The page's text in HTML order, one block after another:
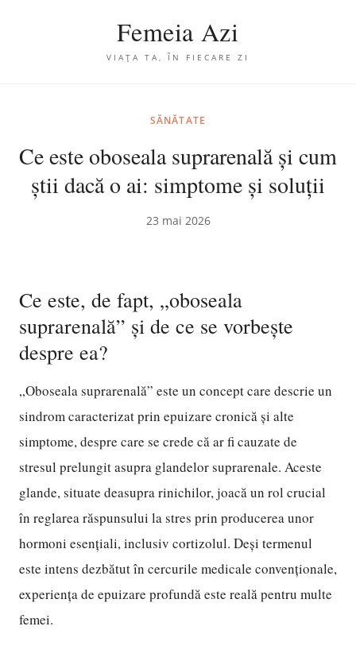
Femeia Azi
VIAȚA TA, ÎN FIECARE ZI
SĂNĂTATE
Ce este oboseala suprarenală și cum
știi dacă o ai: simptome și soluții
23 mai 2026
Ce este, de fapt, „oboseala
suprarenală” și de ce se vorbește
despre ea?
„Oboseala suprarenală” este un concept care descrie un
sindrom caracterizat prin epuizare cronică și alte
simptome, despre care se crede că ar fi cauzate de
stresul prelungit asupra glandelor suprarenale. Aceste
glande, situate deasupra rinichilor, joacă un rol crucial
în reglarea răspunsului la stres prin producerea unor
hormoni esențiali, inclusiv cortizolul. Deși termenul
este intens dezbătut în cercurile medicale convenționale,
experiența de epuizare profundă este reală pentru multe
femei.